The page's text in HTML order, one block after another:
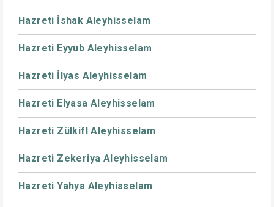
Hazreti İshak Aleyhisselam
Hazreti Eyyub Aleyhisselam
Hazreti İlyas Aleyhisselam
Hazreti Elyasa Aleyhisselam
Hazreti Zülkifl Aleyhisselam
Hazreti Zekeriya Aleyhisselam
Hazreti Yahya Aleyhisselam